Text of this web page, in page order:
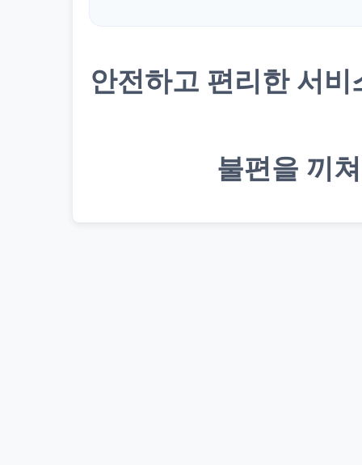
안전하고 편리한 서
불편을 끼